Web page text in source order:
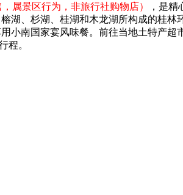
属景区行为，非旅行社购物店）
，是
榕湖、杉湖、桂湖和木龙湖所构成的桂
小南国家宴风味餐。前往当地土特产超
程。